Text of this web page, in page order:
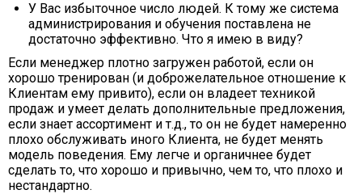
У Вас избыточное число людей. К тому же система
администрирования и обучения поставлена не
достаточно эффективно. Что я имею в виду?
Если менеджер плотно загружен работой, если он
хорошо тренирован (и доброжелательное отношение к
Клиентам ему привито), если он владеет техникой
продаж и умеет делать дополнительные предложения,
если знает ассортимент и т.д., то он не будет намеренно
плохо обслуживать иного Клиента, не будет менять
модель поведения. Ему легче и органичнее будет
сделать то, что хорошо и привычно, чем то, что плохо и
нестандартно.